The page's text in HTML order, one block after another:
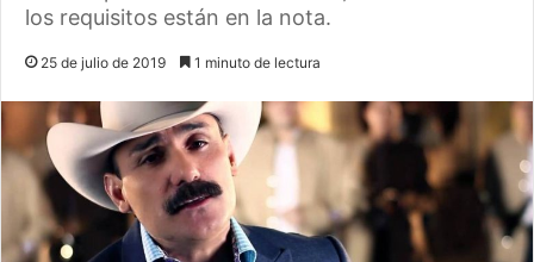
los requisitos están en la nota.
25 de julio de 2019 1 minuto de lectura